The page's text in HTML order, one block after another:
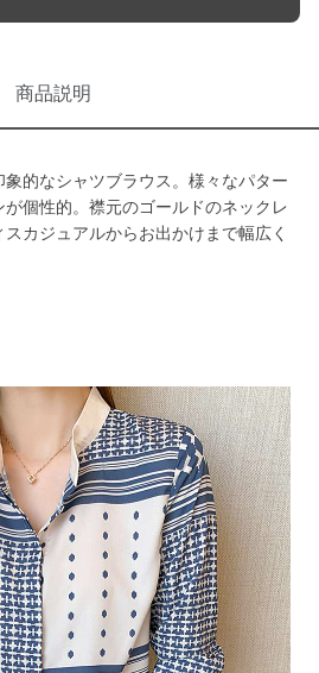
商品説明
的なシャツブラウス。様々なパター
個性的。襟元のゴールドのネックレ
カジュアルからお出かけまで幅広く